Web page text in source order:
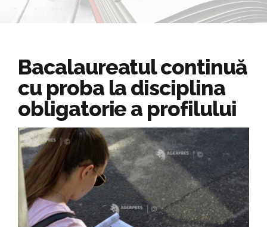
Bacalaureatul continuă
cu proba la disciplina
obligatorie a profilului